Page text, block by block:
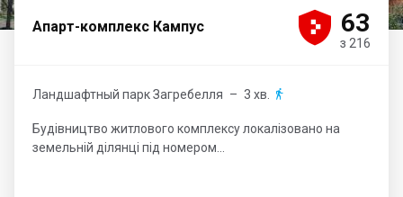
Апарт-комплекс Кампус 



 63
з 216
Ландшафтный парк Загребелля – 3 хв. 
Будівництво житлового комплексу локалізовано на
земельній ділянці під номером...